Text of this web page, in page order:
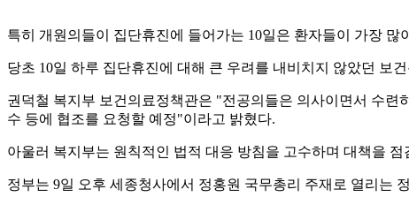
특히 개원의들이 집단휴진에 들어가는 10일은 환자들이 가장
당초 10일 하루 집단휴진에 대해 큰 우려를 내비치지 않았던 보
권덕철 복지부 보건의료정책관은 "전공의들은 의사이면서 수
수 등에 협조를 요청할 예정"이라고 밝혔다.
아울러 복지부는 원칙적인 법적 대응 방침을 고수하며 대책을 점
정부는 9일 오후 세종청사에서 정홍원 국무총리 주재로 열리는